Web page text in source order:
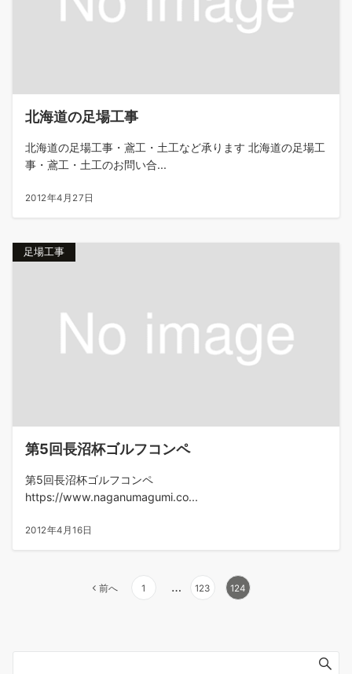
北海道の足場工事
北海道の足場工事・鳶工・土工など承ります 北海道の足場工
事・鳶工・土工のお問い合...
2012年4月27日
足場工事
第5回長沼杯ゴルフコンペ
第5回長沼杯ゴルフコンペ
https://www.naganumagumi.co...
2012年4月16日
前へ 1 … 123 124